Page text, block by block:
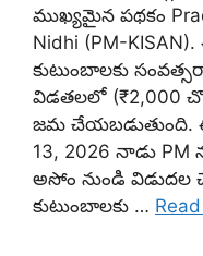
ముఖ్యమైన పథకం
Nidhi (PM-
కుటుంబాలకు
విడతలలో (₹2,000
జమ చేయబడుతుంది.
13, 2026 నాడు
అసోం నుండి విడుదల
కుటుంబాలకు …